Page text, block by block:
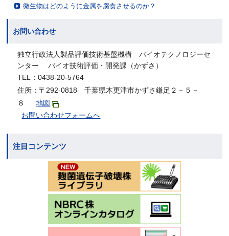
微生物はどのように金属を腐食させるのか？
お問い合わせ
独立行政法人製品評価技術基盤機構 バイオテクノロジーセ
ンター バイオ技術評価・開発課（かずさ）
TEL：0438-20-5764
住所：〒292-0818 千葉県木更津市かずさ鎌足２－５－
８
地図
お問い合わせフォームへ
注目コンテンツ